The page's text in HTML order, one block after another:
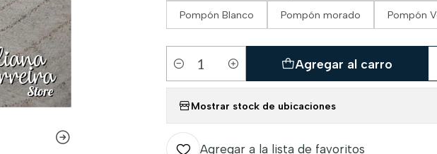
Pompón Blanco Pompón morado Pompón
Cantidad
Agregar al carro
Mostrar stock de ubicaciones
Agregar a la lista de favoritos